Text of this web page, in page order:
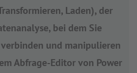
Laden), der
bei dem Sie
und manipulieren
Abfrage-Editor von Power